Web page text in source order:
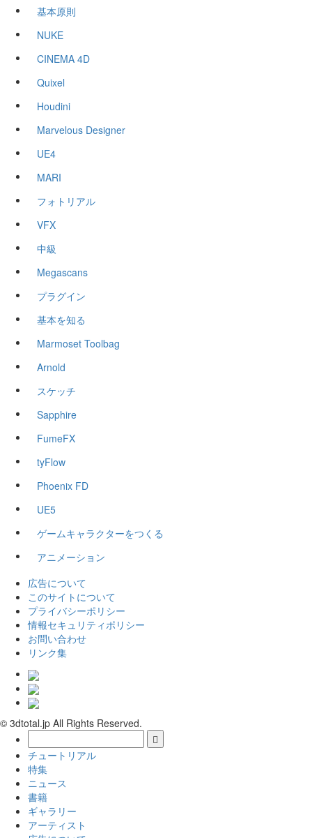
基本原則
NUKE
CINEMA 4D
Quixel
Houdini
Marvelous Designer
UE4
MARI
フォトリアル
VFX
中級
Megascans
プラグイン
基本を知る
Marmoset Toolbag
Arnold
スケッチ
Sapphire
FumeFX
tyFlow
Phoenix FD
UE5
ゲームキャラクターをつくる
アニメーション
広告について
このサイトについて
プライバシーポリシー
情報セキュリティポリシー
お問い合わせ
リンク集
© 3dtotal.jp All Rights Reserved.
チュートリアル
特集
ニュース
書籍
ギャラリー
アーティスト